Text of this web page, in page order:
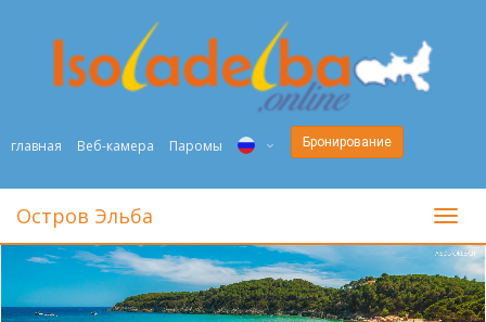
главная Веб-камера Паромы
ENG
DEU
Бронирование
Остров Эльба